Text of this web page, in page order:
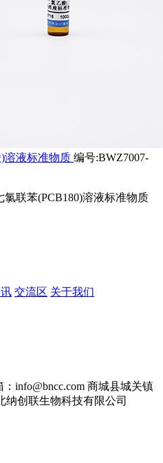
溶液标准物质 编号:BWZ7007-
氯联苯(PCB180)溶液标准物质
交流区 关于我们
：info@bncc.com 商城县城关镇
纳创联生物科技有限公司